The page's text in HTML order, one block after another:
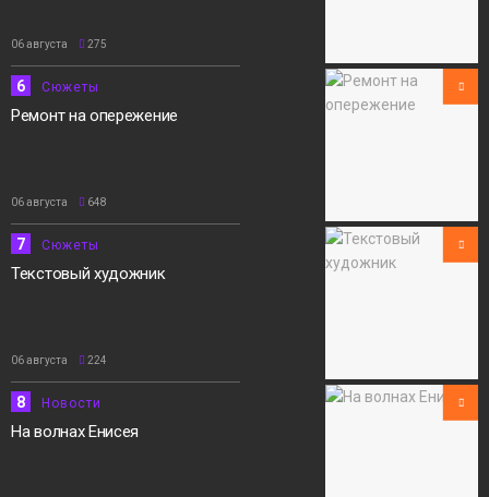
06 августа 275
6 Сюжеты
Ремонт на опережение
06 августа 648
7 Сюжеты
Текстовый художник
06 августа 224
8 Новости
На волнах Енисея